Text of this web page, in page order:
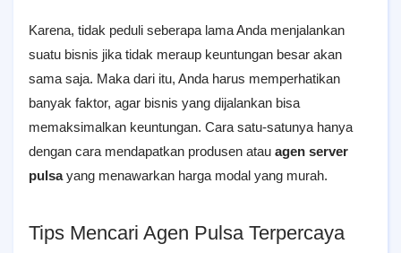
Karena, tidak peduli seberapa lama Anda menjalankan
suatu bisnis jika tidak meraup keuntungan besar akan
sama saja. Maka dari itu, Anda harus memperhatikan
banyak faktor, agar bisnis yang dijalankan bisa
memaksimalkan keuntungan. Cara satu-satunya hanya
dengan cara mendapatkan produsen atau agen server
pulsayang menawarkan harga modal yang murah.
Tips Mencari Agen Pulsa Terpercaya